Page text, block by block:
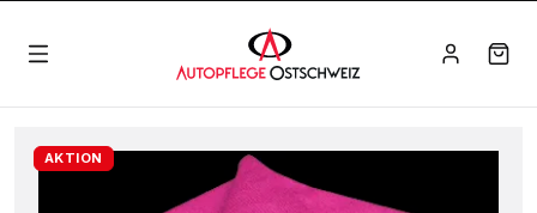
AKTION